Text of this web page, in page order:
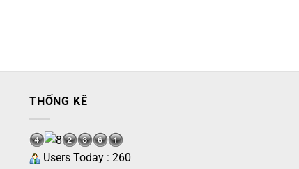
THỐNG KÊ
Users Today : 260